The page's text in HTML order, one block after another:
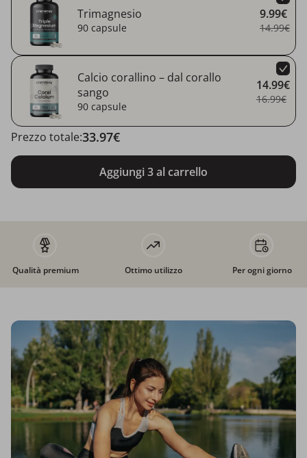
Trimagnesio
90 capsule
9.99€
14.99€
Calcio corallino – dal corallo
sango
90 capsule
14.99€
16.99€
Aggiungi 3 al carrello
Prezzo totale:33.97€
Qualità premium Ottimo utilizzo Per ogni giorno